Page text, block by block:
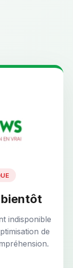
bientôt
indisponible
de